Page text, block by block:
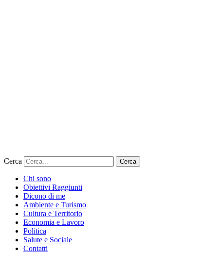
Cerca Cerca
Chi sono
Obiettivi Raggiunti
Dicono di me
Ambiente e Turismo
Cultura e Territorio
Economia e Lavoro
Politica
Salute e Sociale
Contatti